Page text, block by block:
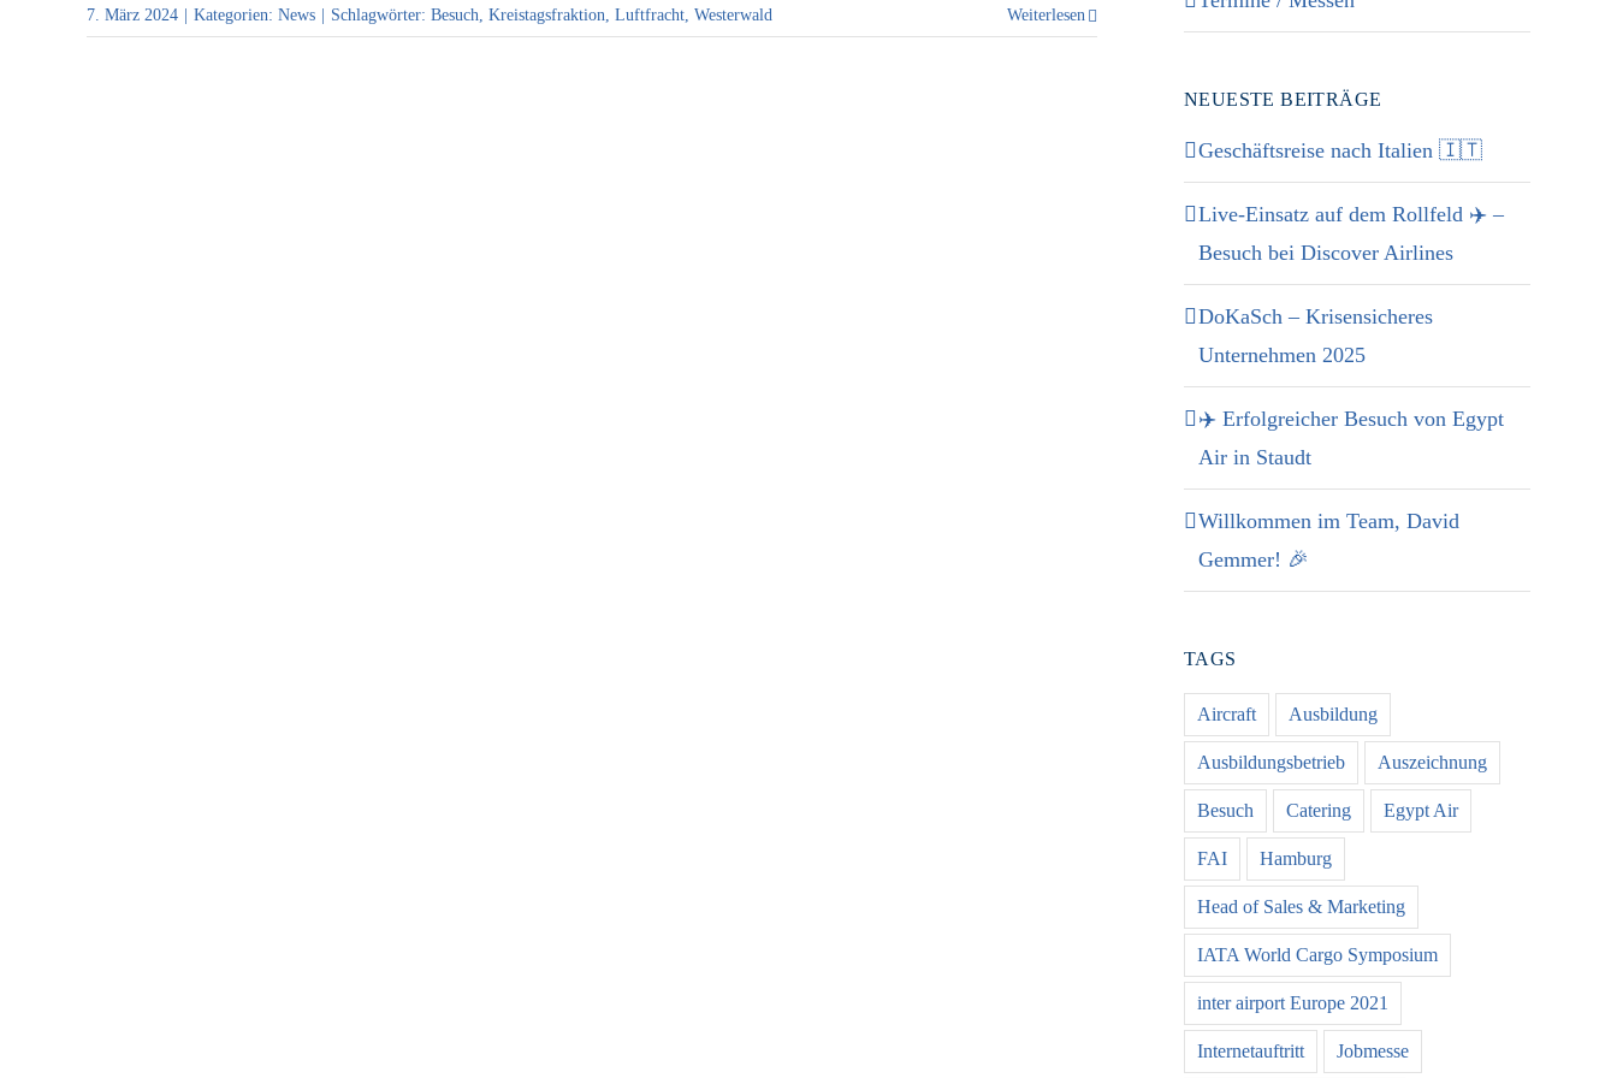
7. März 2024 Kategorien: News Schlagwörter: Besuch, Kreistagsfraktion, Luftfracht, Westerwald Weiterlesen
NEUESTE BEITRÄGE
Geschäftsreise nach Italien 🇮🇹
Live-Einsatz auf dem Rollfeld ✈️ –
Besuch bei Discover Airlines
DoKaSch – Krisensicheres
Unternehmen 2025
✈️ Erfolgreicher Besuch von Egypt
Air in Staudt
Willkommen im Team, David
Gemmer! 🎉
TAGS
Aircraft Ausbildung
Ausbildungsbetrieb Auszeichnung
Besuch Catering Egypt Air
FAI Hamburg
Head of Sales & Marketing
IATA World Cargo Symposium
inter airport Europe 2021
Internetauftritt Jobmesse